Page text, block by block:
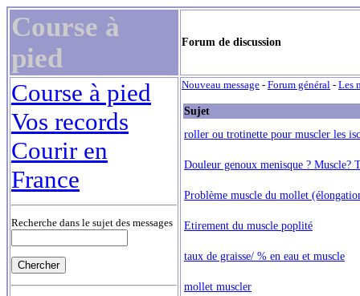
Course à
pied
Forum de discussion
Course à pied
Vos records
Courir en
France
Recherche dans le sujet des messages
Nouveau message - Forum général - Les
Sujet
roller ou trotinette pour muscler les
Douleur genoux menisque ? Muscle?
Problème muscle du mollet
Etirement du muscle poplité
taux de graisse/ % en eau et muscle
mollet muscler